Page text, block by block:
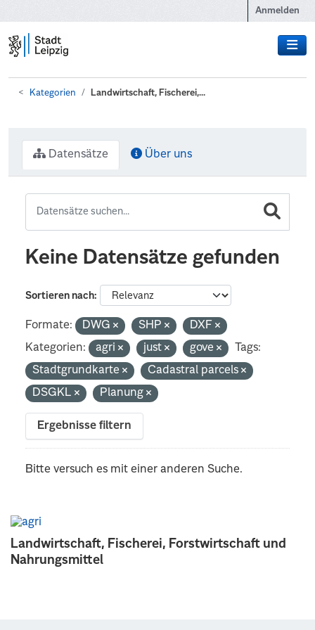
Anmelden
Kategorien Landwirtschaft, Fischerei,...
Landwirtschaft, Fischerei, Forstwirtschaft und
Nahrungsmittel
Datensätze Über uns
Keine Datensätze gefunden
Sortieren nach
Formate: DWG SHP
DXF
Kategorien:
agri just gove
Tags:
Stadtgrundkarte
Cadastral parcels
DSGKL
Planung
Ergebnisse filtern
Bitte versuch es mit einer anderen Suche.